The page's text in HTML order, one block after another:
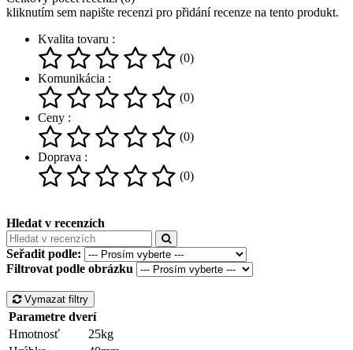
kliknutím sem napište recenzi pro přidání recenze na tento produkt.
Kvalita tovaru :
(0)
Komunikácia :
(0)
Ceny :
(0)
Doprava :
(0)
Hledat v recenzích
Seřadit podle:
Filtrovat podle obrázku
Vymazat filtry
Parametre dverí
Hmotnosť
25kg